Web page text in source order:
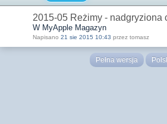
2015-05 Reżimy - nadgryziona
W MyApple Magazyn
Napisano 21 sie 2015 10:43 przez tomasz
Pełna wersja